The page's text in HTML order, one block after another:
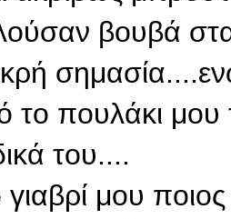
βουβά
πουλάκι μου
του....
μου ποιος